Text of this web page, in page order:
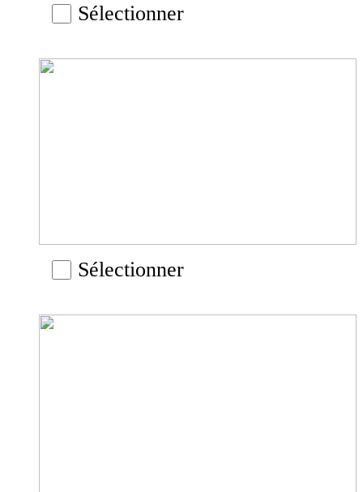
Sélectionner
Sélectionner